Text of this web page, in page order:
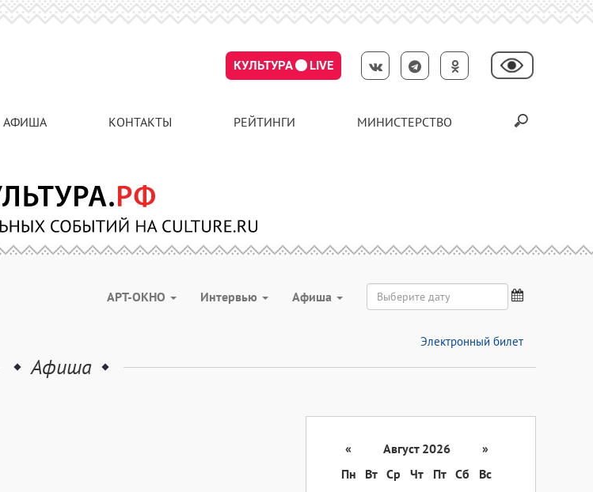
КУЛЬТУРА LIVE
АФИША КОНТАКТЫ РЕЙТИНГИ МИНИСТЕРСТВО
АРТ-ОКНО Интервью Aфиша
Электронный билет
Афиша
« Август 2026
»
Пн
Вт Ср Чт Пт Сб
Вс